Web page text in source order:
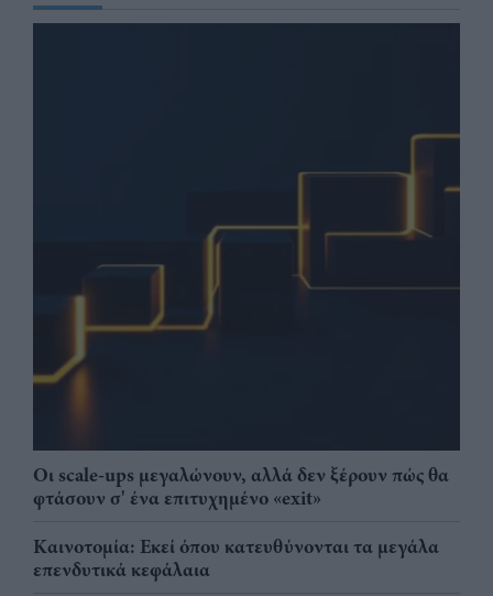
Οι scale-ups μεγαλώνουν, αλλά δεν ξέρουν πώς θα
φτάσουν σ' ένα επιτυχημένο «exit»
Καινοτομία: Εκεί όπου κατευθύνονται τα μεγάλα
επενδυτικά κεφάλαια